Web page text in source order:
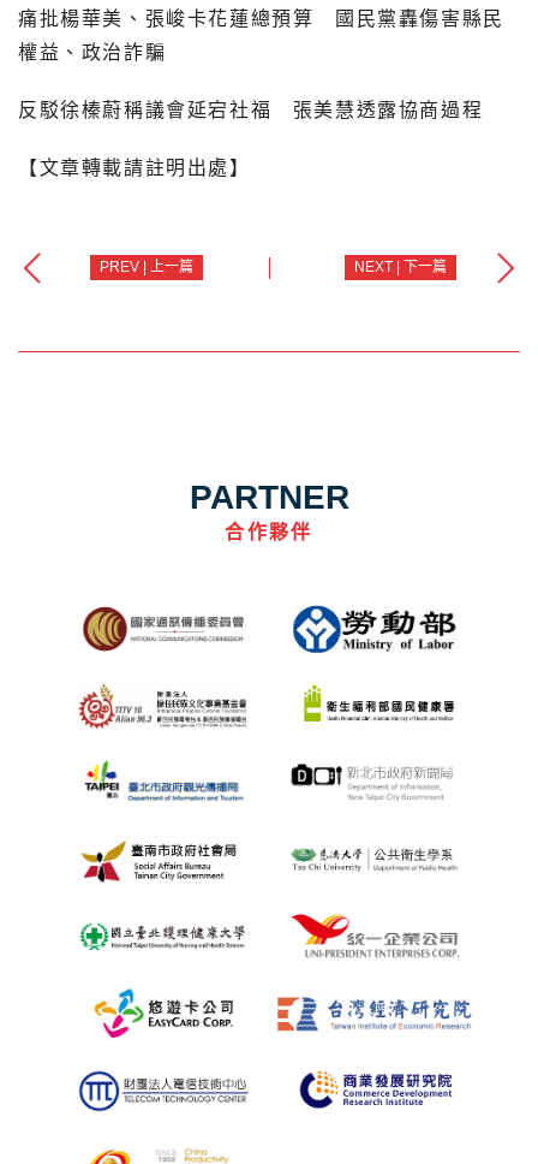
痛批楊華美、張峻卡花蓮總預算 國民黨轟傷害縣民
權益、政治詐騙
反駁徐榛蔚稱議會延宕社福 張美慧透露協商過程
【文章轉載請註明出處】
PREV | 上一篇 NEXT | 下一篇
PARTNER
合作夥伴